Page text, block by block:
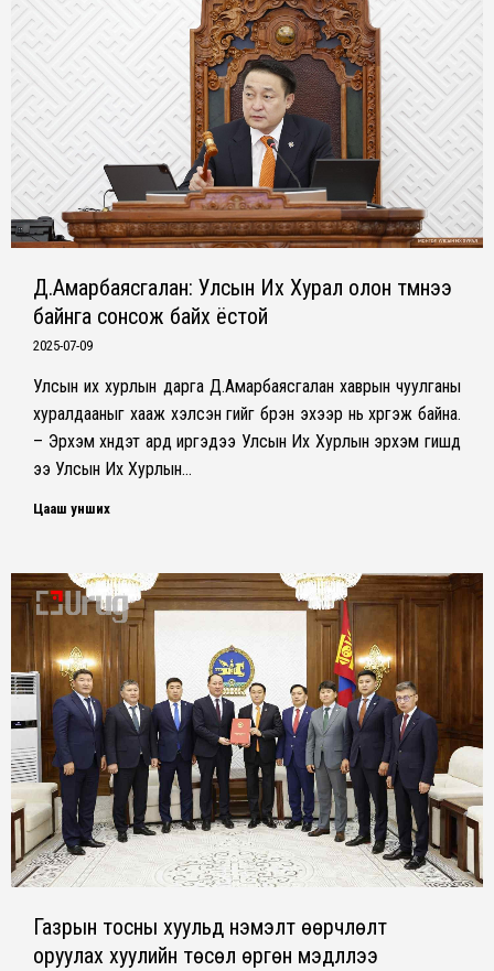
Д.Амарбаясгалан: Улсын Их Хурал олон түмнээ
байнга сонсож байх ёстой
2025-07-09
Улсын их хурлын дарга Д.Амарбаясгалан хаврын чуулганы
хуралдааныг хааж хэлсэн үгийг бүрэн эхээр нь хүргэж байна.
– Эрхэм хүндэт ард иргэдээ Улсын Их Хурлын эрхэм гишүүд
ээ Улсын Их Хурлын…
Цааш унших
Газрын тосны хуульд нэмэлт өөрчлөлт
оруулах хуулийн төсөл өргөн мэдүүллээ